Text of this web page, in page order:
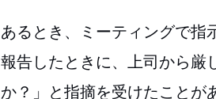
あるとき、ミーティングで指
報告したときに、上司から厳
か？」と指摘を受けたことが